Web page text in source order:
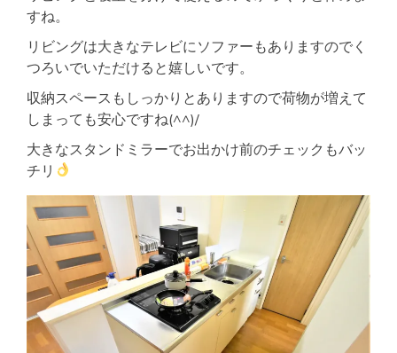
すね。
リビングは大きなテレビにソファーもありますのでく
つろいでいただけると嬉しいです。
収納スペースもしっかりとありますので荷物が増えて
しまっても安心ですね(^^)/
大きなスタンドミラーでお出かけ前のチェックもバッ
チリ